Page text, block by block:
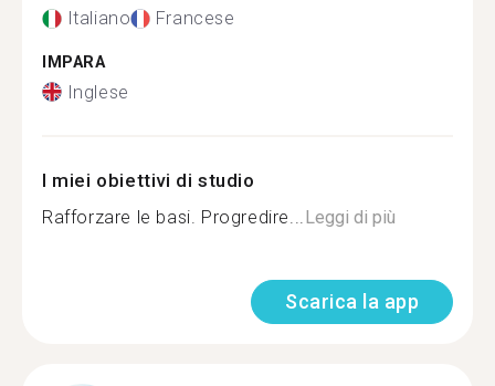
Italiano Francese
IMPARA
Inglese
I miei obiettivi di studio
Rafforzare le basi. Progredire... Leggi di più
Scarica la app